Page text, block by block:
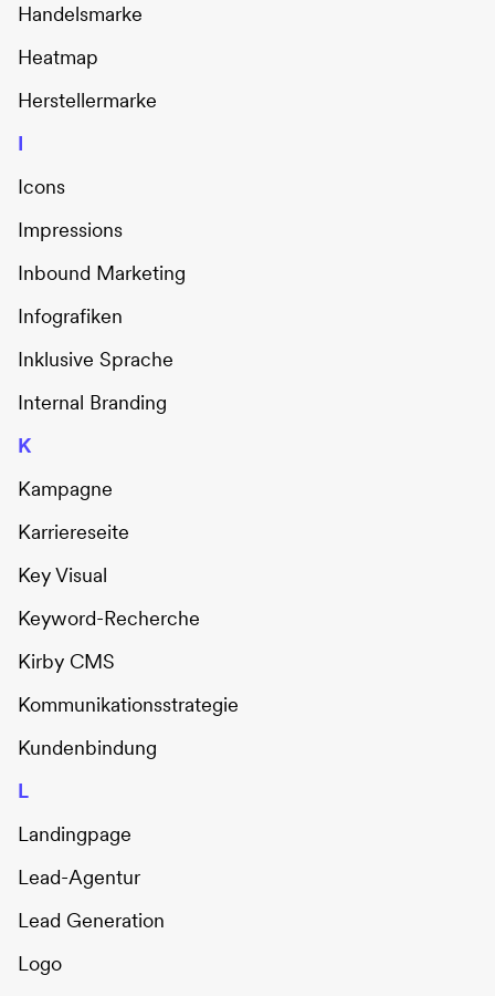
Handelsmarke
Heatmap
Herstellermarke
I
Icons
Impressions
Inbound Marketing
Infografiken
Inklusive Sprache
Internal Branding
K
Kampagne
Karriereseite
Key Visual
Keyword-Recherche
Kirby CMS
Kommunikationsstrategie
Kundenbindung
L
Landingpage
Lead-Agentur
Lead Generation
Logo